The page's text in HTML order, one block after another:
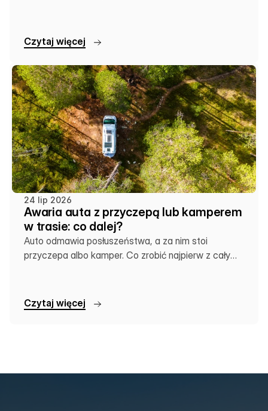
Czytaj więcej
24 lip 2026
Awaria auta z przyczepą lub kamperem
w trasie: co dalej?
Auto odmawia posłuszeństwa, a za nim stoi
przyczepa albo kamper. Co zrobić najpierw z całym
Czytaj więcej